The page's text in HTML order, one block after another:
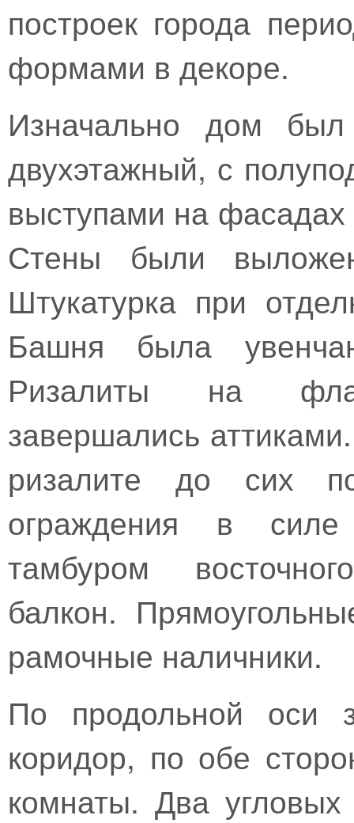
построек города
формами в декоре.
Изначально дом
двухэтажный, с
выступами на
Стены были
Штукатурка при
Башня была
Ризалиты на
завершались
ризалите до сих
ограждения в
тамбуром
балкон.
рамочные наличники.
По продольной оси
коридор, по обе
комнаты. Два